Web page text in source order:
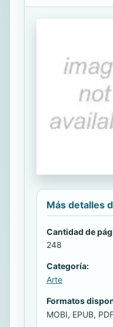
Más detalles
Cantidad de
248
Categoría:
Arte
Formatos
MOBI, EPUB,